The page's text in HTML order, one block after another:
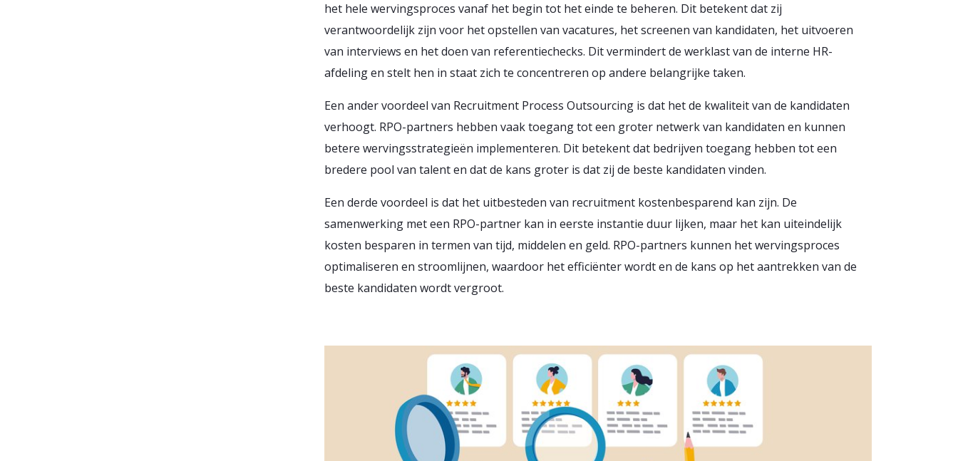
het hele wervingsproces vanaf het begin tot het einde te beheren. Dit betekent dat zij
verantwoordelijk zijn voor het opstellen van vacatures, het screenen van kandidaten, het uitvoeren
van interviews en het doen van referentiechecks. Dit vermindert de werklast van de interne HR-
afdeling en stelt hen in staat zich te concentreren op andere belangrijke taken.
Een ander voordeel van Recruitment Process Outsourcing is dat het de kwaliteit van de kandidaten
verhoogt. RPO-partners hebben vaak toegang tot een groter netwerk van kandidaten en kunnen
betere wervingsstrategieën implementeren. Dit betekent dat bedrijven toegang hebben tot een
bredere pool van talent en dat de kans groter is dat zij de beste kandidaten vinden.
Een derde voordeel is dat het uitbesteden van recruitment kostenbesparend kan zijn. De
samenwerking met een RPO-partner kan in eerste instantie duur lijken, maar het kan uiteindelijk
kosten besparen in termen van tijd, middelen en geld. RPO-partners kunnen het wervingsproces
optimaliseren en stroomlijnen, waardoor het efficiënter wordt en de kans op het aantrekken van de
beste kandidaten wordt vergroot.